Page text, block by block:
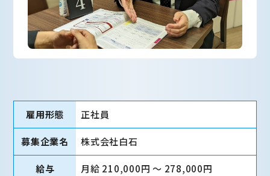
雇用形態 正社員
募集企業名 株式会社白石
給与 月給 210,000円 〜 278,000円